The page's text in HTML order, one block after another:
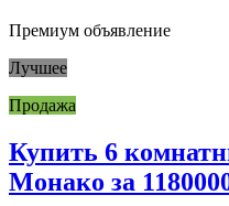
Премиум объявление
Лучшее
Продажа
Купить 6
Монако за